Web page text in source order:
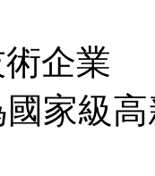
企業
家級